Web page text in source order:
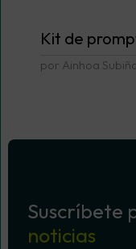
Kit de
por Ainhoa
Suscríbete
noticias